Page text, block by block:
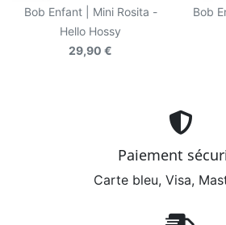
Bob Enfant | Mini Rosita -
Hello Hossy
29,90 €
Bob
Paiement
Carte bleu, Visa,